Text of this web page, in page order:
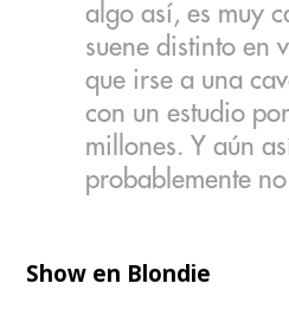
algo así, es muy
suene distinto en
que irse a una
con un estudio
millones. Y aún
probablemente
Show en Blondie